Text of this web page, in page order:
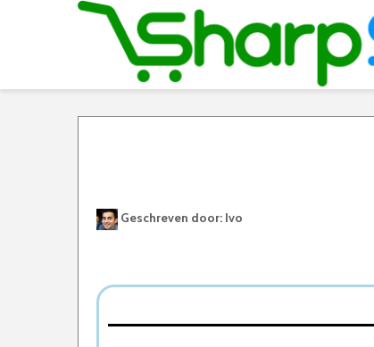
Geschreven door: Ivo